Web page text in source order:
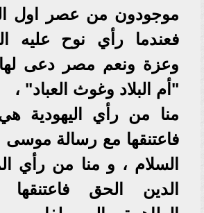
موجودون من عصر اول
فعندما رأي نوح عليه
وعزة ونعم مصر دعى لها
"أم البلاد وغوث العباد" ،
منا من رأي اليهودية
فاعتنقها مع رسالة موسى
السلام ، و منا من رأي
الدين الحق